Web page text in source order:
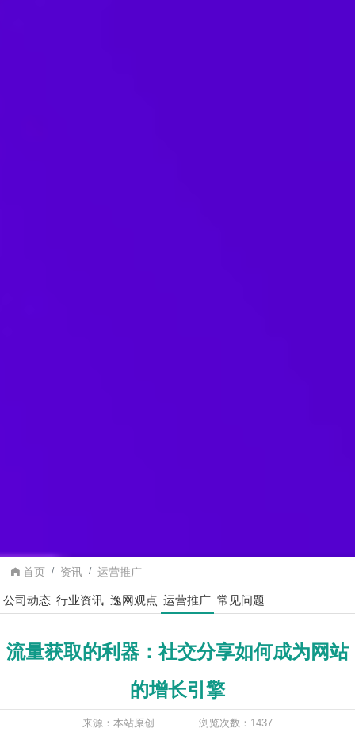
首页 资讯 运营推广
公司动态 行业资讯 逸网观点 运营推广 常见问题
流量获取的利器：社交分享如何成为网站
的增长引擎
来源：本站原创
浏览次数：1437